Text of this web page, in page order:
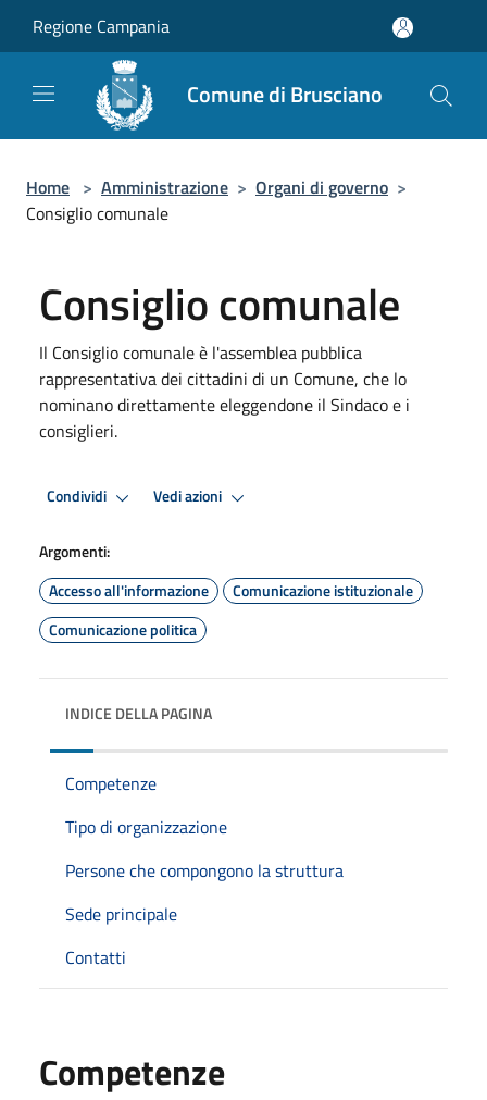
Regione Campania
Comune di Brusciano
Home > Amministrazione > Organi di governo >
Consiglio comunale
Consiglio comunale
Il Consiglio comunale è l'assemblea pubblica
rappresentativa dei cittadini di un Comune, che lo
nominano direttamente eleggendone il Sindaco e i
consiglieri.
Condividi Vedi azioni
Argomenti:
Accesso all'informazione
Comunicazione istituzionale
Comunicazione politica
INDICE DELLA PAGINA
Competenze
Tipo di organizzazione
Persone che compongono la struttura
Sede principale
Contatti
Competenze